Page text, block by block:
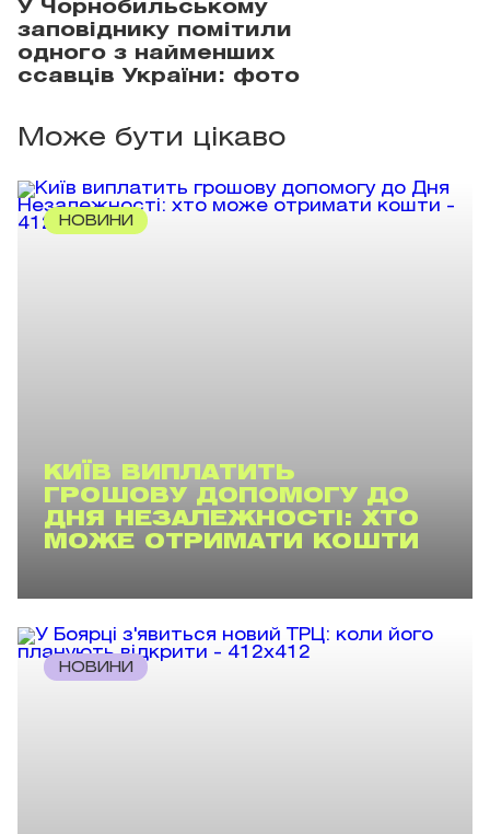
У Чорнобильському
заповіднику помітили
одного з найменших
ссавців України: фото
Може бути цікаво
НОВИНИ
КИЇВ ВИПЛАТИТЬ
ГРОШОВУ ДОПОМОГУ ДО
ДНЯ НЕЗАЛЕЖНОСТІ: ХТО
МОЖЕ ОТРИМАТИ КОШТИ
НОВИНИ